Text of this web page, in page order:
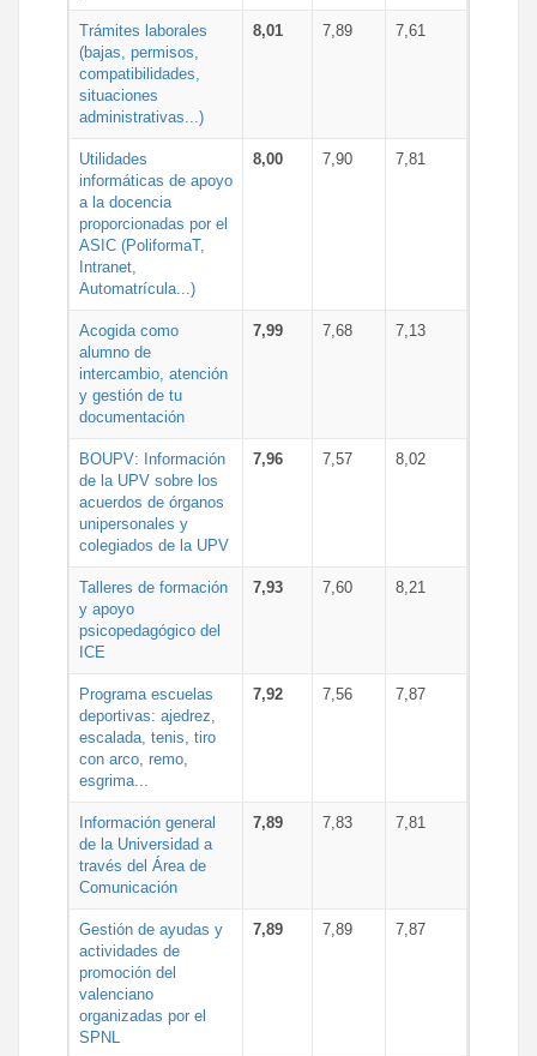
Trámites laborales
(bajas, permisos,
compatibilidades,
situaciones
administrativas...)
8,01 7,89 7,61
Utilidades
informáticas de apoyo
a la docencia
proporcionadas por el
ASIC (PoliformaT,
Intranet,
Automatrícula...)
8,00 7,90 7,81
Acogida como
alumno de
intercambio, atención
y gestión de tu
documentación
7,99 7,68 7,13
BOUPV: Información
de la UPV sobre los
acuerdos de órganos
unipersonales y
colegiados de la UPV
7,96 7,57 8,02
Talleres de formación
y apoyo
psicopedagógico del
ICE
7,93 7,60 8,21
Programa escuelas
deportivas: ajedrez,
escalada, tenis, tiro
con arco, remo,
esgrima...
7,92 7,56 7,87
Información general
de la Universidad a
través del Área de
Comunicación
7,89 7,83 7,81
Gestión de ayudas y
actividades de
promoción del
valenciano
organizadas por el
SPNL
7,89 7,89 7,87